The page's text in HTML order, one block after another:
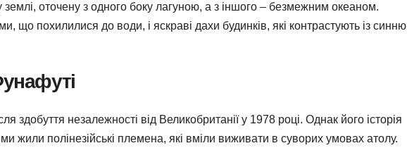
землі, оточену з одного боку лагуною, а з іншого – безмежним океаном.
що похилилися до води, і яскраві дахи будинків, які контрастують із синню
здобуття незалежності від Великобританії у 1978 році. Однак його історія
жили полінезійські племена, які вміли виживати в суворих умовах атолу.